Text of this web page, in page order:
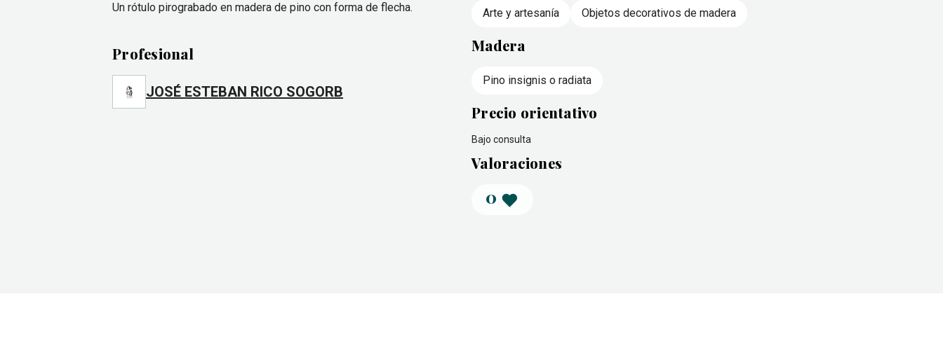
Un rótulo pirograbado en madera de pino con forma de flecha.
Profesional
JOSÉ ESTEBAN RICO SOGORB
Arte y artesanía Objetos decorativos de madera
Madera
Pino insignis o radiata
Precio orientativo
Bajo consulta
Valoraciones
0